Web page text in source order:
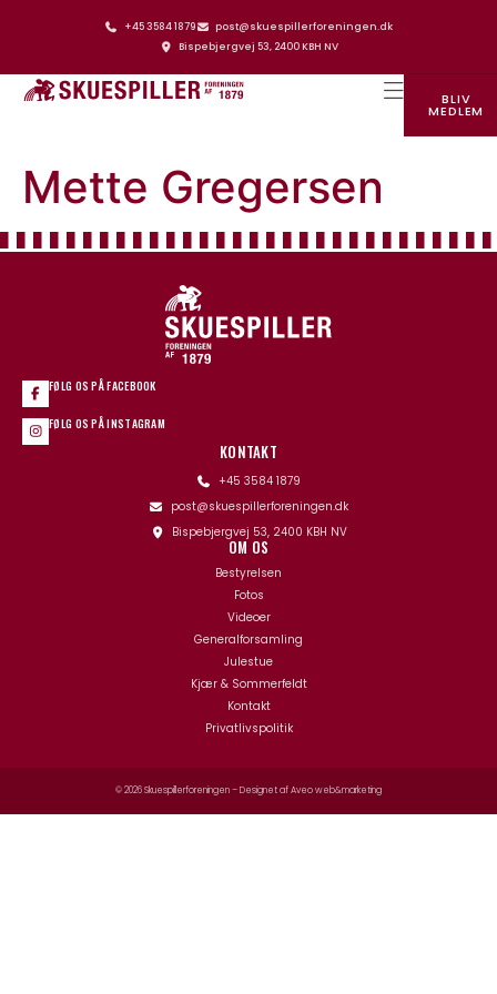
+45 3584 1879
post@skuespillerforeningen.dk
Bispebjergvej 53, 2400 KBH NV
BLIV
MEDLEM
Mette Gregersen
FØLG OS PÅ FACEBOOK
FØLG OS PÅ INSTAGRAM
KONTAKT
+45 3584 1879
post@skuespillerforeningen.dk
Bispebjergvej 53, 2400 KBH NV
OM OS
Bestyrelsen
Fotos
Videoer
Generalforsamling
Julestue
Kjær & Sommerfeldt
Kontakt
Privatlivspolitik
© 2026 Skuespillerforeningen – Designet afAveo web&marketing